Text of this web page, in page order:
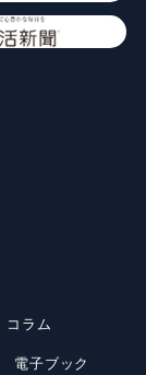
コラム
電子ブック